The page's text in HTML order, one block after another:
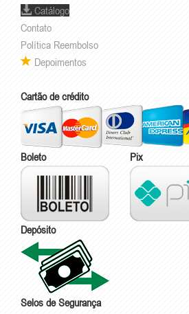
Catálogo
Contato
Política Reembolso
Depoimentos
Cartão de crédito
Boleto Pix
Depósito
Selos de Segurança